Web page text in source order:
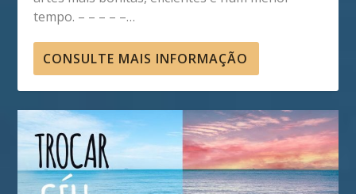
tempo. – – – – –…
CONSULTE MAIS INFORMAÇÃO